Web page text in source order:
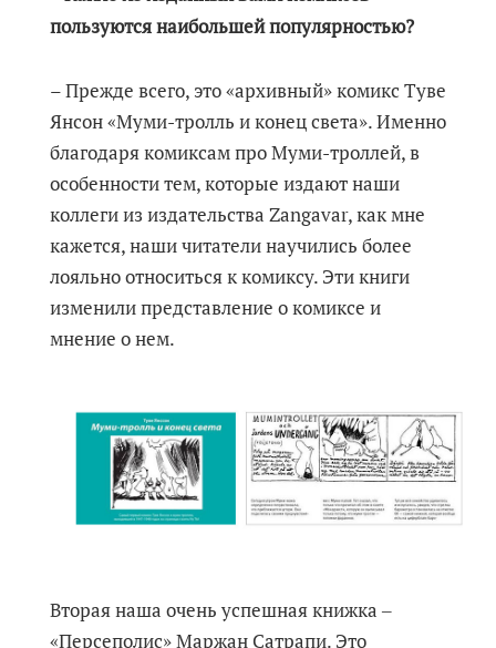
пользуются наибольшей популярностью?
– Прежде всего, это «архивный» комикс Туве
Янсон «Муми-тролль и конец света». Именно
благодаря комиксам про Муми-троллей, в
особенности тем, которые издают наши
коллеги из издательства Zangavar, как мне
кажется, наши читатели научились более
лояльно относиться к комиксу. Эти книги
изменили представление о комиксе и
мнение о нем.
Вторая наша очень успешная книжка ‒
«Персеполис» Маржан Сатрапи. Это